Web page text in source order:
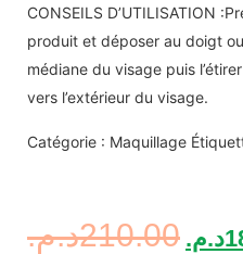
CONSEILS D’UTILISATION
produit et déposer au doigt
médiane du visage puis
vers l’extérieur du visage.
Catégorie : Maquillage
210.00د.م. د.م.